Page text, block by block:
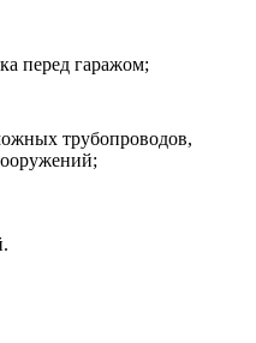
перед гаражом;
трубопроводов,